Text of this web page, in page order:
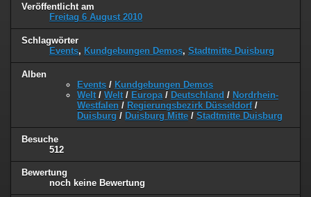
Veröffentlicht am
Freitag 6 August 2010
Schlagwörter
Events, Kundgebungen Demos, Stadtmitte Duisburg
Alben
Events / Kundgebungen Demos
Welt / Welt / Europa / Deutschland / Nordrhein-
Westfalen / Regierungsbezirk Düsseldorf/
Duisburg / Duisburg Mitte / Stadtmitte Duisburg
Besuche
512
Bewertung
noch keine Bewertung